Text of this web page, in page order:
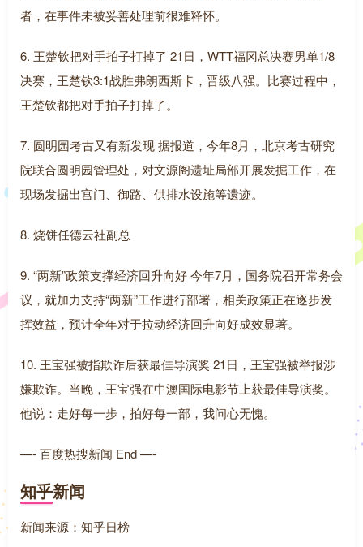
者，在事件未被妥善处理前很难释怀。
6. 王楚钦把对手拍子打掉了 21日，WTT福冈总决赛男单1/8
决赛，王楚钦3:1战胜弗朗西斯卡，晋级八强。比赛过程中，
王楚钦都把对手拍子打掉了。
7. 圆明园考古又有新发现 据报道，今年8月，北京考古研究
院联合圆明园管理处，对文源阁遗址局部开展发掘工作，在
现场发掘出宫门、御路、供排水设施等遗迹。
8. 烧饼任德云社副总
9. “两新”政策支撑经济回升向好 今年7月，国务院召开常务会
议，就加力支持“两新”工作进行部署，相关政策正在逐步发
挥效益，预计全年对于拉动经济回升向好成效显著。
10. 王宝强被指欺诈后获最佳导演奖 21日，王宝强被举报涉
嫌欺诈。当晚，王宝强在中澳国际电影节上获最佳导演奖。
他说：走好每一步，拍好每一部，我问心无愧。
—- 百度热搜新闻 End —-
知乎新闻
新闻来源：知乎日榜